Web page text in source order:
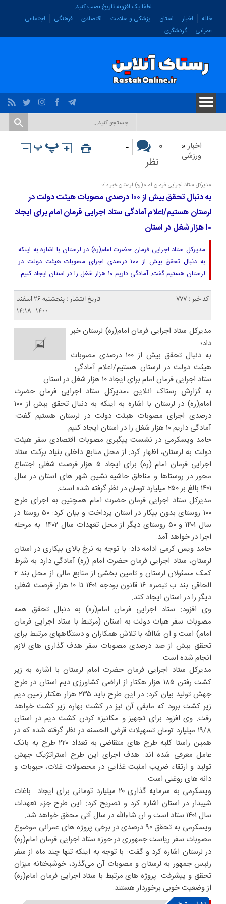
لطفا یک افزونه تاریخ نصب کنید.
خانه
اخبار استان پزشکی و سلامت اقتصادی فرهنگی
اجتماعی
عمرانی
گردشگری
اخبار«
ورزشی
۰
نظر
-
مدیرکل ستاد اجرایی فرمان امام(ره) لرستان خبر داد؛
به دنبال تحقق بیش از ۱۰۰ درصدی مصوبات هیئت دولت در
لرستان هستیم/اعلام آمادگی ستاد اجرایی فرمان امام برای ایجاد
۱۰ هزار شغل در استان
مدیرکل ستاد اجرایی فرمان حضرت امام(ره) در لرستان با اشاره به اینکه
به دنبال تحقق بیش از ۱۰۰ درصدی اجرای مصوبات هیئت دولت در
لرستان هستیم گفت: آمادگی داریم ۱۰ هزار شغل را در استان ایجاد کنیم
کد خبر : 777
تاریخ انتشار : پنجشنبه ۲۶ اسفند
۱۴۰۰ - ۱۴:۱۸
مدیرکل ستاد اجرایی فرمان امام(ره) لرستان خبر
داد؛
به دنبال تحقق بیش از ۱۰۰ درصدی مصوبات
هیئت دولت در لرستان هستیم/اعلام آمادگی
ستاد اجرایی فرمان امام برای ایجاد ۱۰ هزار شغل در استان
به گزارش رستاک انلاین ،مدیرکل ستاد اجرایی فرمان حضرت
امام(ره) در لرستان با اشاره به اینکه به دنبال تحقق بیش از ۱۰۰
درصدی اجرای مصوبات هیئت دولت در لرستان هستیم گفت:
آمادگی داریم ۱۰ هزار شغل را در استان ایجاد کنیم.
حامد ویسکرمی در نشست پیگیری مصوبات اقتصادی سفر هیئت
دولت به لرستان، اظهار کرد: از محل منابع داخلی بنیاد برکت ستاد
اجرایی فرمان امام (ره) برای ایجاد ۵ هزار فرصت شغلی اجتماع
محور در روستاها و مناطق حاشیه نشین شهر های استان در سال
۱۴۰۱ بالغ بر ۲۵۰ میلیارد تومان در نظر گرفته شده است.
مدیرکل ستاد اجرایی فرمان حضرت امام همچنین به اجرای طرح
۱۰۰ روستای بدون بیکار در استان پرداخت و بیان کرد: ۵۰ روستا در
سال ۱۴۰۱ و ۵۰ روستای دیگر از محل تعهدات سال ۱۴۰۲ به مرحله
اجرا در خواهد آمد.
حامد ویس کرمی ادامه داد: با توجه به نرخ بالای بیکاری در استان
لرستان، ستاد اجرایی فرمان حضرت امام (ره) آمادگی دارد به شرط
کمک مسئولان لرستان و تامین بخشی از منابع مالی از محل بند ۲
الحاقی بند ب تبصره ۱۶ قانون بودجه ۱۴۰۱ تا ۱۰ هزار فرصت شغلی
دیگر را در استان ایجاد کند.
وی افزود: ستاد اجرایی فرمان امام(ره) به دنبال تحقق همه
مصوبات سفر هیات دولت به استان (مرتبط با ستاد اجرایی فرمان
امام) است و ان شاالله با تلاش همکاران و دستگاههای مرتبط برای
تحقق بیش از صد درصدی مصوبات سفر هدف گذاری های لازم
انجام شده است.
مدیرکل ستاد اجرایی فرمان حضرت امام لرستان با اشاره به زیر
کشت رفتن ۱۸۵ هزار هکتار از اراضی کشاورزی دیم استان در طرح
جهش تولید بیان کرد: در این طرح باید ۲۳۵ هزار هکتار زمین دیم
زیر کشت برود که مابقی آن نیز در کشت بهاره زیر کشت خواهد
رفت. وی افزود برای تجهیز و مکانیزه کردن کشت دیم در استان
۱۹/۸ میلیارد تومان تسهیلات قرض الحسنه در نظر گرفته شده که در
همین راستا کلیه طرح های متقاضی به تعداد ۲۲۰ طرح به بانک
عامل معرفی شده اند. هدف اجرای این طرح استراتژیک جهش
تولید و ارتقاء ضریب امنیت غذایی در محصولات غلات، حبوبات و
دانه های روغنی است.
ویسکرمی به سرمایه گذاری ۲۰ میلیارد تومانی برای ایجاد باغات
شیبدار در استان اشاره کرد و تصریح کرد: این طرح جزء تعهدات
سال ۱۴۰۱ ستاد است و ان شاءالله در سال آتی محقق خواهد شد.
ویسکرمی به تحقق ۹۰ درصدی در برخی پروژه های عمرانی موضوع
مصوبات سفر ریاست جمهوری در حوزه ستاد اجرایی فرمان امام(ره)
در لرستان اشاره کرد و گفت: با توجه به اینکه تنها چند ماه از سفر
رئیس جمهور به لرستان و مصوبات آن می‌گذرد، خوشبختانه میزان
تحقق و پیشرفت پروژه های مرتبط با ستاد اجرایی فرمان امام(ره)
از وضعیت خوبی برخوردار هستند.